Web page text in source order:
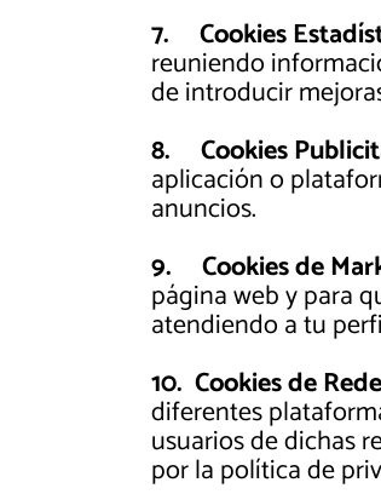
7. Cookies
reuniendo
de introducir
8. Cookies
aplicación o
anuncios.
9. Cookies de
página web y para
atendiendo a tu
10. Cookies de
diferentes
usuarios de dichas
por la política de